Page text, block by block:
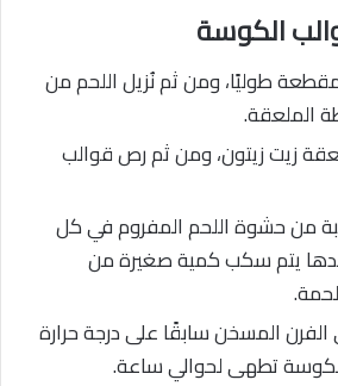
الكوسة
طوليًا، ومن ثم نُزيل اللحم من
الملعقة.
زيت زيتون، ومن ثم رص قوالب
من حشوة اللحم المفروم في كل
يتم سكب كمية صغيرة من
الفرن المسخن سابقًا على درجة حرارة
تطهى لحوالي ساعة.